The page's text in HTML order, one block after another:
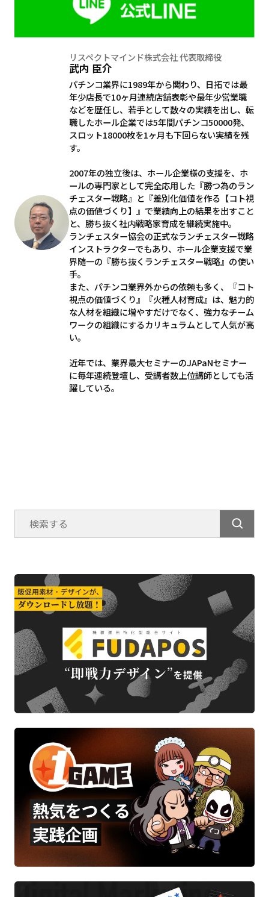
リスペクトマインド株式会社 代表取締役
武内 臣介
パチンコ業界に1989年から関わり、日拓では最
年少店長で10ヶ月連続店舗表彰や最年少営業職
などを歴任し、若手として数々の実績を出し、転
職したホール企業では5年間パチンコ50000発、
スロット18000枚を1ヶ月も下回らない実績を残
す。
2007年の独立後は、ホール企業様の支援を、ホ
ールの専門家として完全応用した『勝つ為のラン
チェスター戦略』と『差別化価値を作る【コト視
点の価値づくり】』で業績向上の結果を出すこと
と、勝ち抜く社内戦略家育成を継続実施中。
ランチェスター協会の正式なランチェスター戦略
インストラクターでもあり、ホール企業支援で業
界随一の『勝ち抜くランチェスター戦略』の使い
手。
また、パチンコ業界外からの依頼も多く、『コト
視点の価値づくり』『火種人材育成』は、魅力的
な人材を組織に増やすだけでなく、強力なチーム
ワークの組織にするカリキュラムとして人気が高
い。
近年では、業界最大セミナーのJAPaNセミナー
に毎年連続登壇し、受講者数上位講師としても活
躍している。